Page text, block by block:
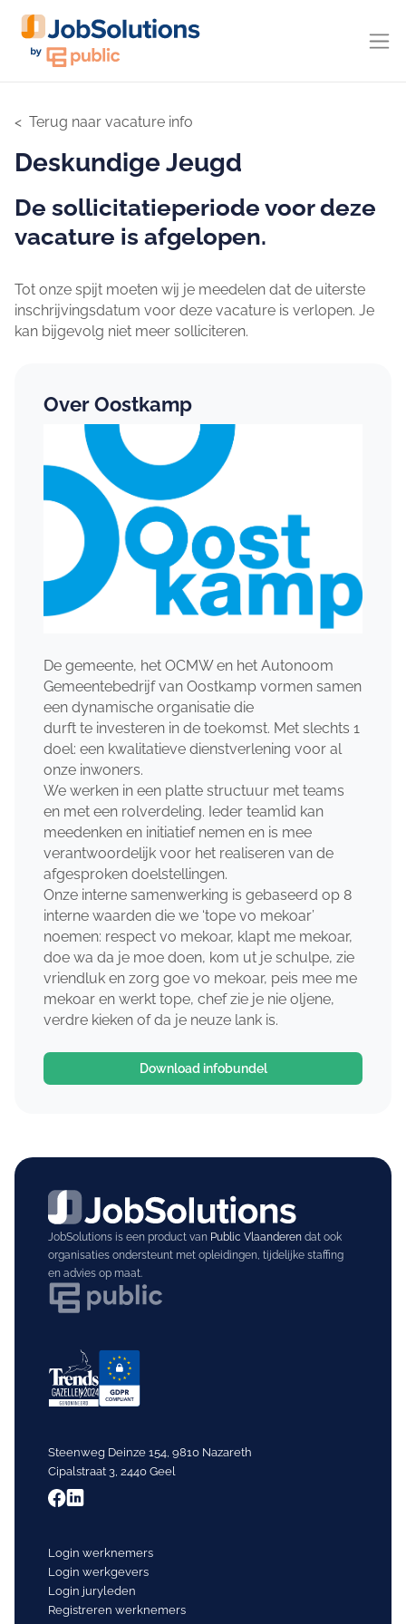
Terug naar vacature info
Deskundige Jeugd
De sollicitatieperiode voor deze
vacature is afgelopen.
Tot onze spijt moeten wij je meedelen dat de uiterste
inschrijvingsdatum voor deze vacature is verlopen. Je
kan bijgevolg niet meer solliciteren.
Over Oostkamp
De gemeente, het OCMW en het Autonoom
Gemeentebedrijf van Oostkamp vormen samen
een dynamische organisatie die
durft te investeren in de toekomst. Met slechts 1
doel: een kwalitatieve dienstverlening voor al
onze inwoners.
We werken in een platte structuur met teams
en met een rolverdeling. Ieder teamlid kan
meedenken en initiatief nemen en is mee
verantwoordelijk voor het realiseren van de
afgesproken doelstellingen.
Onze interne samenwerking is gebaseerd op 8
interne waarden die we ‘tope vo mekoar’
noemen: respect vo mekoar, klapt me mekoar,
doe wa da je moe doen, kom ut je schulpe, zie
vriendluk en zorg goe vo mekoar, peis mee me
mekoar en werkt tope, chef zie je nie oljene,
verdre kieken of da je neuze lank is.
Download infobundel
JobSolutions is een product van Public Vlaanderendat ook
organisaties ondersteunt met opleidingen, tijdelijke staffing
en advies op maat.
Steenweg Deinze 154, 9810 Nazareth
Cipalstraat 3, 2440 Geel
Login werknemers
Login werkgevers
Login juryleden
Registreren werknemers